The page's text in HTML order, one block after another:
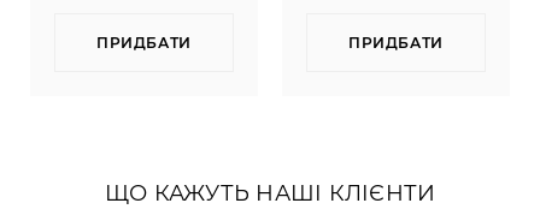
ПРИДБАТИ ПРИДБАТИ
ЩО КАЖУТЬ НАШІ КЛІЄНТИ